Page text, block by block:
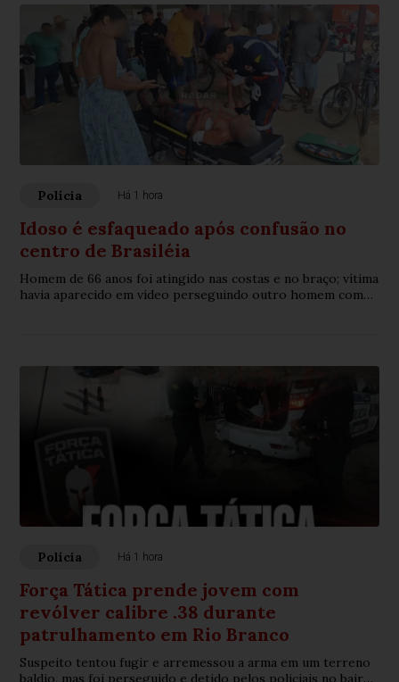
Polícia Há 1 hora
Idoso é esfaqueado após confusão no
centro de Brasiléia
Homem de 66 anos foi atingido nas costas e no braço; vítima
havia aparecido em vídeo perseguindo outro homem com
Polícia Há 1 hora
Força Tática prende jovem com
revólver calibre .38 durante
patrulhamento em Rio Branco
Suspeito tentou fugir e arremessou a arma em um terreno
baldio, mas foi perseguido e detido pelos policiais no bairro